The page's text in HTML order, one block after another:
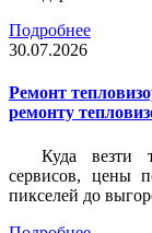
Подробнее
30.07.2026
Ремонт
ремонту
Куда везти
сервисов, цены
пикселей до